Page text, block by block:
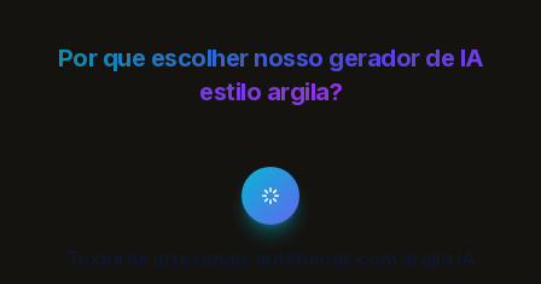
Por que escolher nosso gerador de IA
estilo argila?
Texturas artesanais autênticas com argila IA